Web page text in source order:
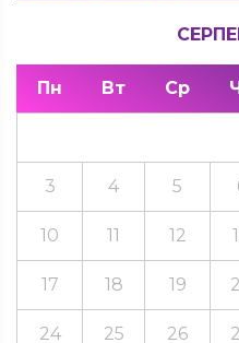
Пн Вт Ср
3 4 5
10 11 12
17 18 19
24 25 26